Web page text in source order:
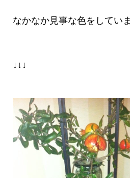
なかなか見事な色をしてい
↓↓↓